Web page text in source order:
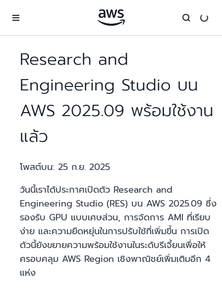
Research and
Engineering Studio บน
AWS 2025.09 พร้อมใช้งาน
แล้ว
โพสต์บน: 25 ก.ย. 2025
วันนี้เราได้ประกาศเปิดตัว Research and
Engineering Studio (RES) บน AWS 2025.09 ซึ่ง
รองรับ GPU แบบเศษส่วน, การจัดการ AMI ที่เรียบ
ง่าย และความยืดหยุ่นในการปรับใช้ที่เพิ่มขึ้น การเปิด
ตัวนี้ยังขยายความพร้อมใช้งานในระดับรีเจี้ยนเพื่อให้
ครอบคลุม AWS Region เชิงพาณิชย์เพิ่มเติมอีก 4
แห่ง